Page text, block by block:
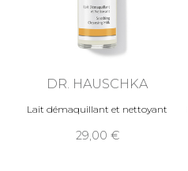
DR. HAUSCHKA
Lait démaquillant et nettoyant
29,00